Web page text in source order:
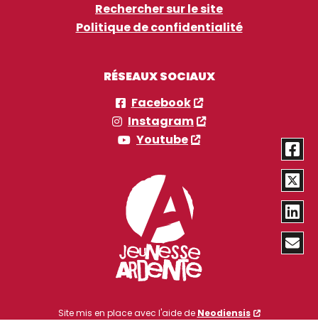
Rechercher sur le site
Politique de confidentialité
RÉSEAUX SOCIAUX
Facebook
Instagram
Youtube
Site mis en place avec l'aide de Neodiensis